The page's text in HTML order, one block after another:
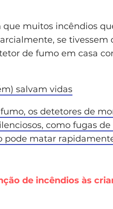
que muitos incêndios
se tivessem
de fumo em casa
salvam vidas
os detetores de
como fugas
pode matar
de incêndios às